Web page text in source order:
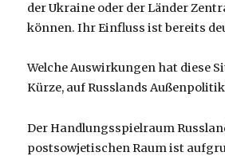
der Ukraine oder der Länder
können. Ihr Einfluss ist bereits
Welche Auswirkungen hat diese
Kürze, auf Russlands
Der Handlungsspielraum
postsowjetischen Raum ist